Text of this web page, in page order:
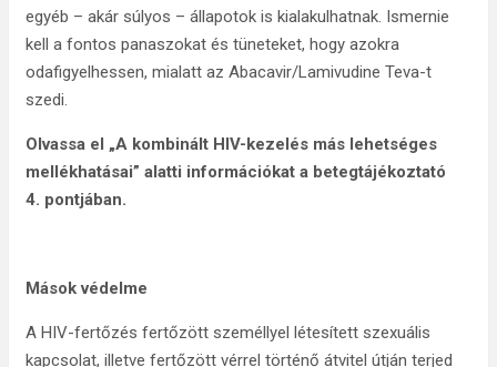
egyéb – akár súlyos – állapotok is kialakulhatnak. Ismernie
kell a fontos panaszokat és tüneteket, hogy azokra
odafigyelhessen, mialatt az Abacavir/Lamivudine Teva-t
szedi.
Olvassa el „A kombinált HIV-kezelés más lehetséges
mellékhatásai” alatti információkat a betegtájékoztató
4. pontjában.
Mások védelme
A HIV-fertőzés fertőzött személlyel létesített szexuális
kapcsolat, illetve fertőzött vérrel történő átvitel útján terjed